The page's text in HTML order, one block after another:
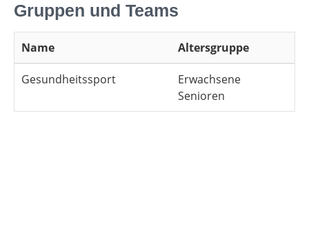
Gruppen und Teams
Name Altersgruppe
Gesundheitssport
Erwachsene
Senioren